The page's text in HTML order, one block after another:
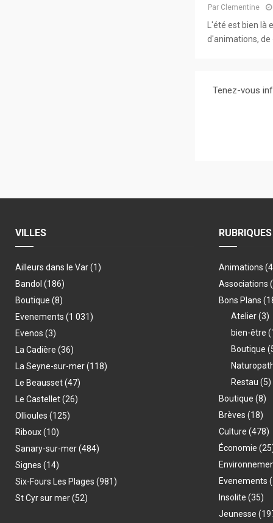
Par Clementine
L'été est bien là
d'animations, de
Tenez-vous
VILLES
Ailleurs dans le Var(1)
Bandol (186)
Boutique (8)
Evenements (1 031)
Evenos (3)
La Cadière (36)
La Seyne-sur-mer(118)
Le Beausset(47)
Le Castellet(26)
Ollioules (125)
Riboux(10)
Sanary-sur-mer(484)
Signes (14)
Six-Fours Les Plages (981)
St Cyr sur mer(52)
RUBRIQUES
Animations
Associations
Bons Plans
Atelier(3)
bien-être
Boutique
Restau (5)
Boutique (8)
Brèves (18)
Culture (478)
Économie
Evenements
Insolite (35)
Jeunesse